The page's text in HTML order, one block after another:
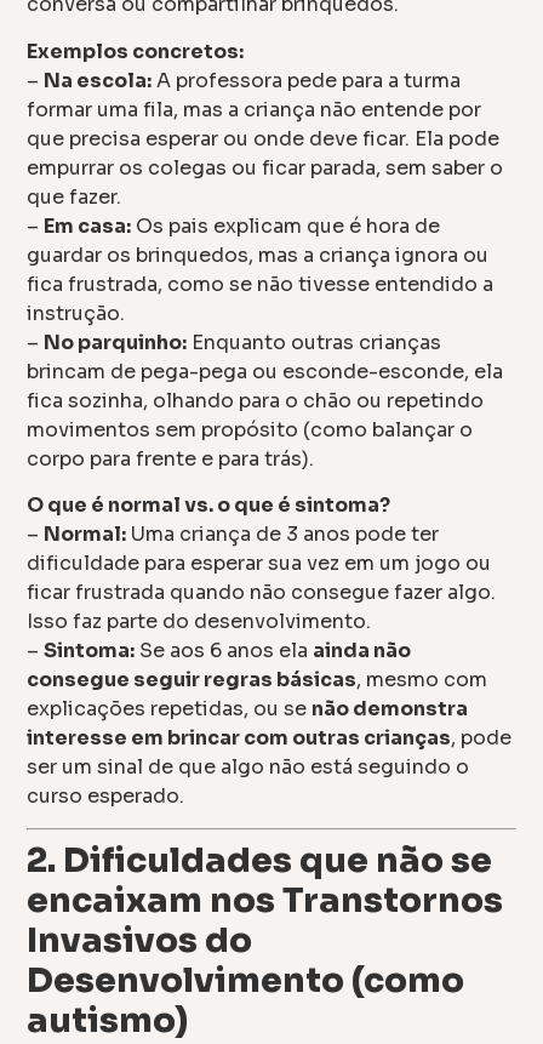
Exemplos concretos:
– Na escola:A professora pede para a turma
formar uma fila, mas a criança não entende por
que precisa esperar ou onde deve ficar. Ela pode
empurrar os colegas ou ficar parada, sem saber o
que fazer.
– Em casa: Os pais explicam que é hora de
guardar os brinquedos, mas a criança ignora ou
fica frustrada, como se não tivesse entendido a
instrução.
– No parquinho: Enquanto outras crianças
brincam de pega-pega ou esconde-esconde, ela
fica sozinha, olhando para o chão ou repetindo
movimentos sem propósito (como balançar o
corpo para frente e para trás).
O que é normal vs. o que é sintoma?
– Normal: Uma criança de 3 anos pode ter
dificuldade para esperar sua vez em um jogo ou
ficar frustrada quando não consegue fazer algo.
Isso faz parte do desenvolvimento.
–Sintoma: Se aos 6 anos ela ainda não
consegue seguir regras básicas, mesmo com
explicações repetidas, ou se não demonstra
interesse em brincar com outras crianças, pode
ser um sinal de que algo não está seguindo o
curso esperado.
2. Dificuldades que não se
encaixam nos Transtornos
Invasivos do
Desenvolvimento (como
autismo)